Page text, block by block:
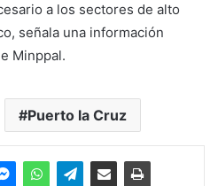
a los sectores de alto
señala una información
Minppal.
Puerto la Cruz